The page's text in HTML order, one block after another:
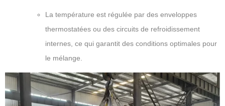
La température est régulée par des enveloppes
thermostatées ou des circuits de refroidissement
internes, ce qui garantit des conditions optimales pour
le mélange.